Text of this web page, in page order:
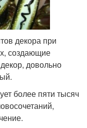
декора при
создающие
довольно
более пяти тысяч